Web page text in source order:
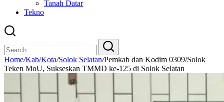
Tanah Datar
Tekno
Search
Search
Home/Kab/Kota/Solok Selatan/Pemkab dan Kodim 0309/Solok
Teken MoU, Sukseskan TMMD ke-125 di Solok Selatan